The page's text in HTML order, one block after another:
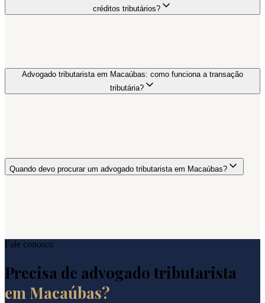
créditos tributários?
Advogado tributarista em Macaúbas: como funciona a transação
tributária?
Quando devo procurar um advogado tributarista em Macaúbas?
Fale conosco
Precisa de advogado tributarista
em Macaúbas?